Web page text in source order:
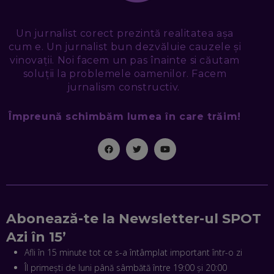
CE-AM ÎNVĂȚAT DIN EPISODUL GEORGESCU
EP. 46
MIHAI CEPOI, JOBFUL: SCHIMBĂM MODUL ÎN CARE APLICI
LA JOB! CUM DEMONSTREZI ABILITĂȚI ȘI CÂȘTIGI PREMII
TEHNOLOGIA SĂ FACI SPORT, SĂ FII MAI COMPETITIV ȘI SĂ
ASIA
EP. 43
ANDREI NICOARĂ, EXPERT ÎN E-GUVERNARE: N-O SĂ NE
RESPECTĂM OBLIGAȚIILE EUROPENE, VOM AVEA
Un jurnalist corect prezintă realitatea așa
cum e. Un jurnalist bun dezvăluie cauzele și
vinovații. Noi facem un pas înainte si căutam
soluții la problemele oamenilor. Facem
jurnalism constructiv.
Împreună schimbăm lumea în care trăim!
Abonează-te la Newsletter-ul SPOT
Azi în 15’
Afli în 15 minute tot ce s-a întâmplat important într-o zi
Îl primești de luni până sâmbătă între 19:00 și 20:00